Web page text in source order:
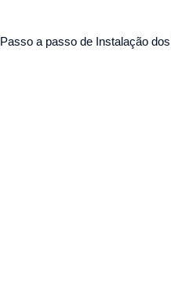
Passo a passo de Instalação